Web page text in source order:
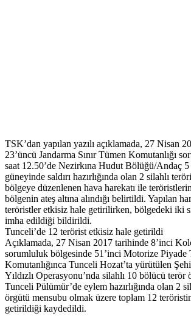
TSK’dan yapılan yazılı açıklamada, 27 Nisan
23’üncü Jandarma Sınır Tümen Komutanlığı
saat 12.50’de Nezirkına Hudut Bölüğü/Andaç
güneyinde saldırı hazırlığında olan 2 silahlı
bölgeye düzenlenen hava harekatı ile
bölgenin ateş altına alındığı belirtildi. Yapılan
teröristler etkisiz hale getirilirken, bölgedeki iki
imha edildiği bildirildi.
Tunceli’de 12 terörist etkisiz hale getirildi
Açıklamada, 27 Nisan 2017 tarihinde 8’inci
sorumluluk bölgesinde 51’inci Motorize Piyade
Komutanlığınca Tunceli Hozat’ta yürütülen
Yıldızlı Operasyonu’nda silahlı 10 bölücü terör
Tunceli Pülümür’de eylem hazırlığında olan 2
örgütü mensubu olmak üzere toplam 12
getirildiği kaydedildi.